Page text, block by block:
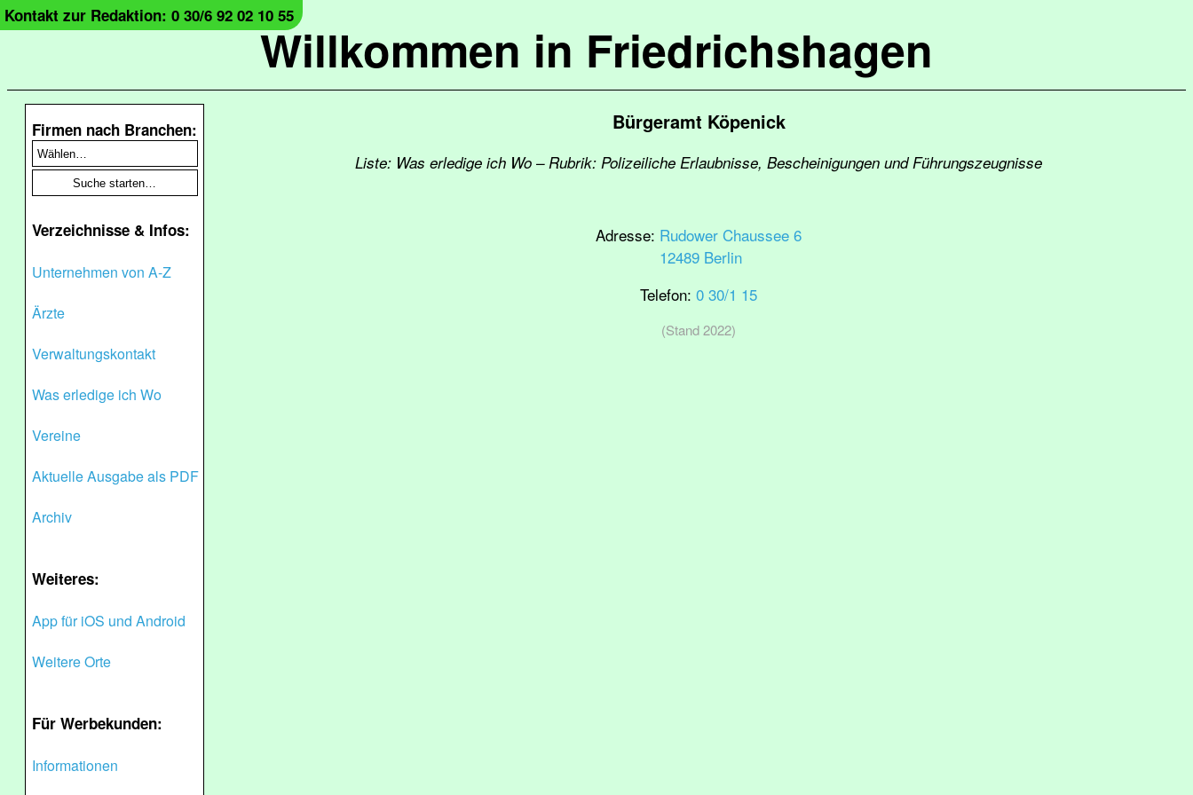
Willkommen in Friedrichshagen
Kontakt zur Redaktion: 0 30/6 92 02 10 55
Firmen nach Branchen:
Verzeichnisse & Infos:
Unternehmen von A-Z
Ärzte
Verwaltungskontakt
Was erledige ich Wo
Vereine
Aktuelle Ausgabe als PDF
Archiv
Weiteres:
App für iOS und Android
Weitere Orte
Für Werbekunden:
Informationen
Bürgeramt Köpenick
Liste: Was erledige ich Wo – Rubrik: Polizeiliche Erlaubnisse, Bescheinigungen und Führungszeugnisse
Adresse: Rudower Chaussee 6
12489 Berlin
Telefon: 0 30/1 15
(Stand 2022)